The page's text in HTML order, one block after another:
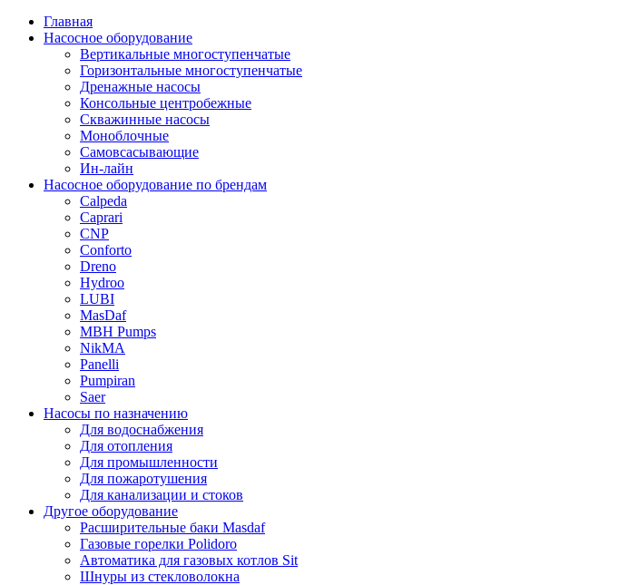
Главная
Насосное оборудование
Вертикальные многоступенчатые
Горизонтальные многоступенчатые
Дренажные насосы
Консольные центробежные
Скважинные насосы
Моноблочные
Самовсасывающие
Ин-лайн
Насосное оборудование по брендам
Calpeda
Caprari
CNP
Conforto
Dreno
Hydroo
LUBI
MasDaf
MBH Pumps
NikMA
Panelli
Pumpiran
Saer
Насосы по назначению
Для водоснабжения
Для отопления
Для промышленности
Для пожаротушения
Для канализации и стоков
Другое оборудование
Расширительные баки Masdaf
Газовые горелки Polidoro
Автоматика для газовых котлов Sit
Шнуры из стекловолокна